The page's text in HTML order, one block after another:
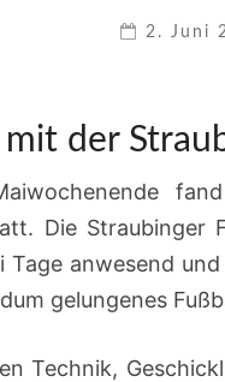
2. Juni
mit der
Die Straubinger
Tage anwesend
gelungenes
Technik,